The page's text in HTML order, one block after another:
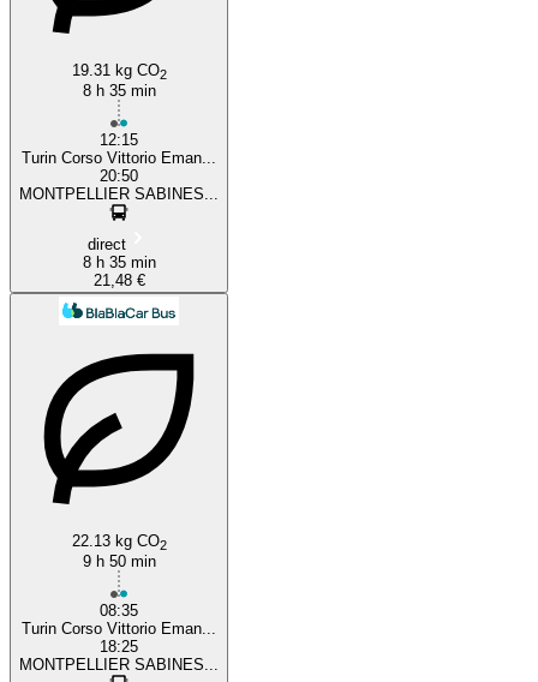
19.31 kg CO2
8 h 35 min
12:15
Turin Corso Vittorio Eman...
20:50
MONTPELLIER SABINES...
direct
8 h 35 min
21,48 €
22.13 kg CO2
9 h 50 min
08:35
Turin Corso Vittorio Eman...
18:25
MONTPELLIER SABINES...